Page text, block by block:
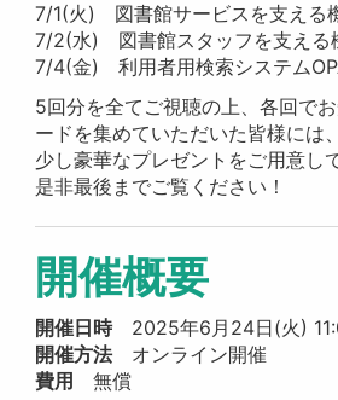
7/1(火) 図書館サービスを支える
7/2(水) 図書館スタッフを支える
7/4(金) 利用者用検索システム
5回分を全てご視聴の上、各回で
ードを集めていただいた皆様には、
少し豪華なプレゼントをご用意し
是非最後までご覧ください！
開催概要
開催日時2025年6月24日(火)
開催方法オンライン開催
費用
無償